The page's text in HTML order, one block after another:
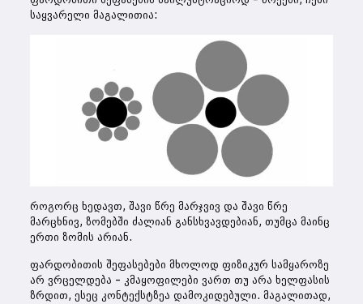
საყვარელი მაგალითია:
როგორც ხედავთ, შავი წრე მარჯვივ და შავი წრე
მარცხნივ, ზომებში ძალიან განსხვავდებიან, თუმცა მაინც
ერთი ზომის არიან.
ფარდობითის შეფასებები მხოლოდ ფიზიკურ სამყაროზე
არ ვრცელდება – კმაყოფილები ვართ თუ არა ხელფასის
ზრდით, ესეც კონტექსტზეა დამოკიდებული. მაგალითად,